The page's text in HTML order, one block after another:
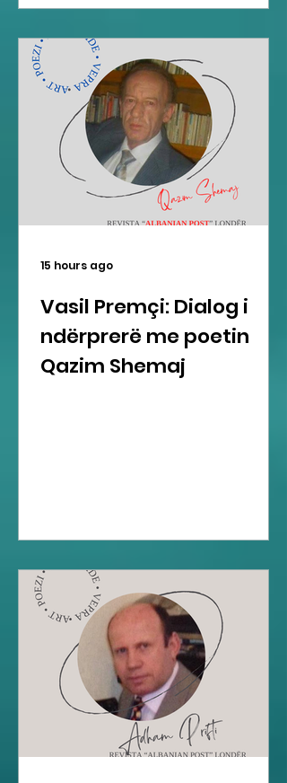
Vasil Premçi: Dialog i
ndërprerë me poetin
Qazim Shemaj
15 hours ago